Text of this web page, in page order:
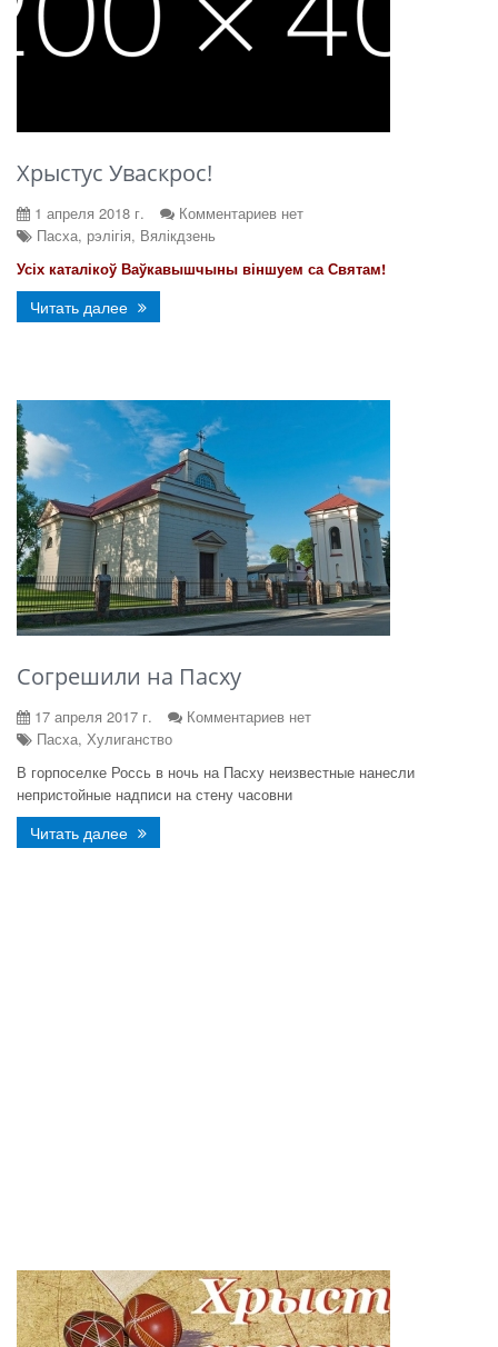
Хрыстус Уваскрос!
1 апреля 2018 г.
Комментариев нет
Пасха, рэлігія, Вялікдзень
Усіх каталікоў Ваўкавышчыны віншуем са Святам!
Читать далее
Согрешили на Пасху
17 апреля 2017 г.
Комментариев нет
Пасха, Хулиганство
В горпоселке Россь в ночь на Пасху неизвестные нанесли
непристойные надписи на стену часовни
Читать далее